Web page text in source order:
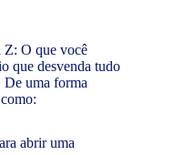
Z: O que você
que desvenda tudo
De uma forma
abrir uma